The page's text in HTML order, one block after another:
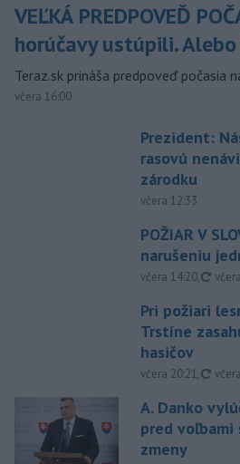
VEĽKÁ PREDPOVEĎ
horúčavy ustúpili. Alebo
Teraz.sk prináša predpoveď počasia
včera 16:00
Prezident:
rasovú
zárodku
včera 12:33
POŽIAR V
narušeniu
včera 14:20,
Pri požiari
Trstíne
hasičov
včera 20:21,
A. Danko
pred voľbami
zmeny